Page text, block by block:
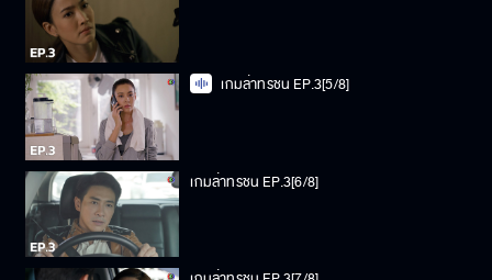
เกมล่าทรชน EP.3[5/8]
เกมล่าทรชน EP.3[6/8]